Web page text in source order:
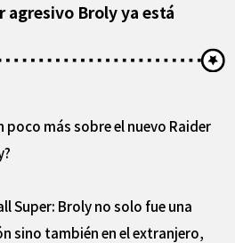
agresivo Broly ya está
más sobre el nuevo Raider
Super: Broly no solo fue una
sino también en el extranjero,